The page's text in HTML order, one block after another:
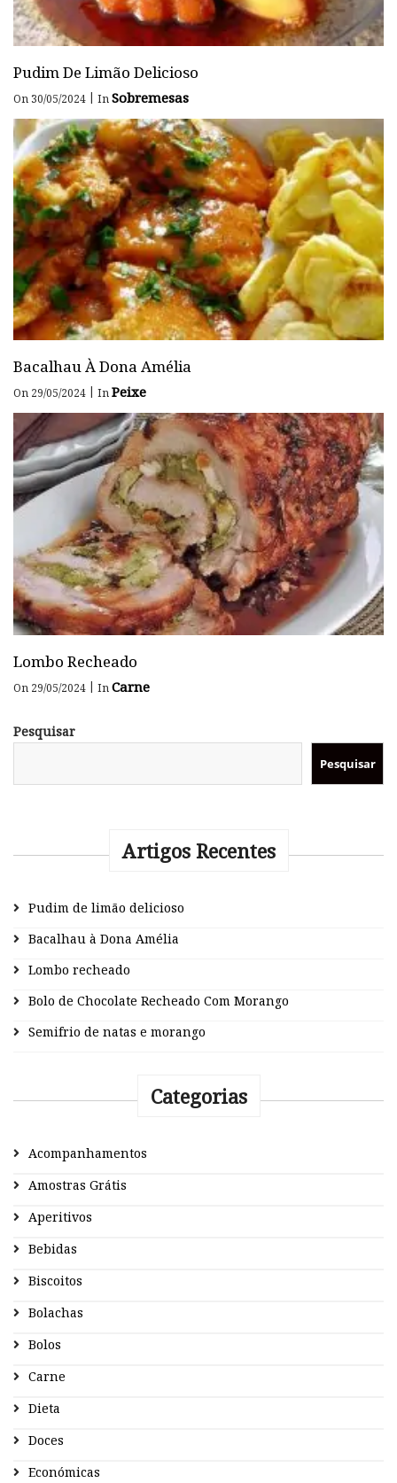
Pudim De Limão Delicioso
On 30/05/2024 | InSobremesas
Bacalhau À Dona Amélia
On 29/05/2024 | InPeixe
Lombo Recheado
On 29/05/2024 | InCarne
Pesquisar
Pesquisar
Artigos Recentes
Pudim de limão delicioso
Bacalhau à Dona Amélia
Lombo recheado
Bolo de Chocolate Recheado Com Morango
Semifrio de natas e morango
Categorias
Acompanhamentos
Amostras Grátis
Aperitivos
Bebidas
Biscoitos
Bolachas
Bolos
Carne
Dieta
Doces
Económicas